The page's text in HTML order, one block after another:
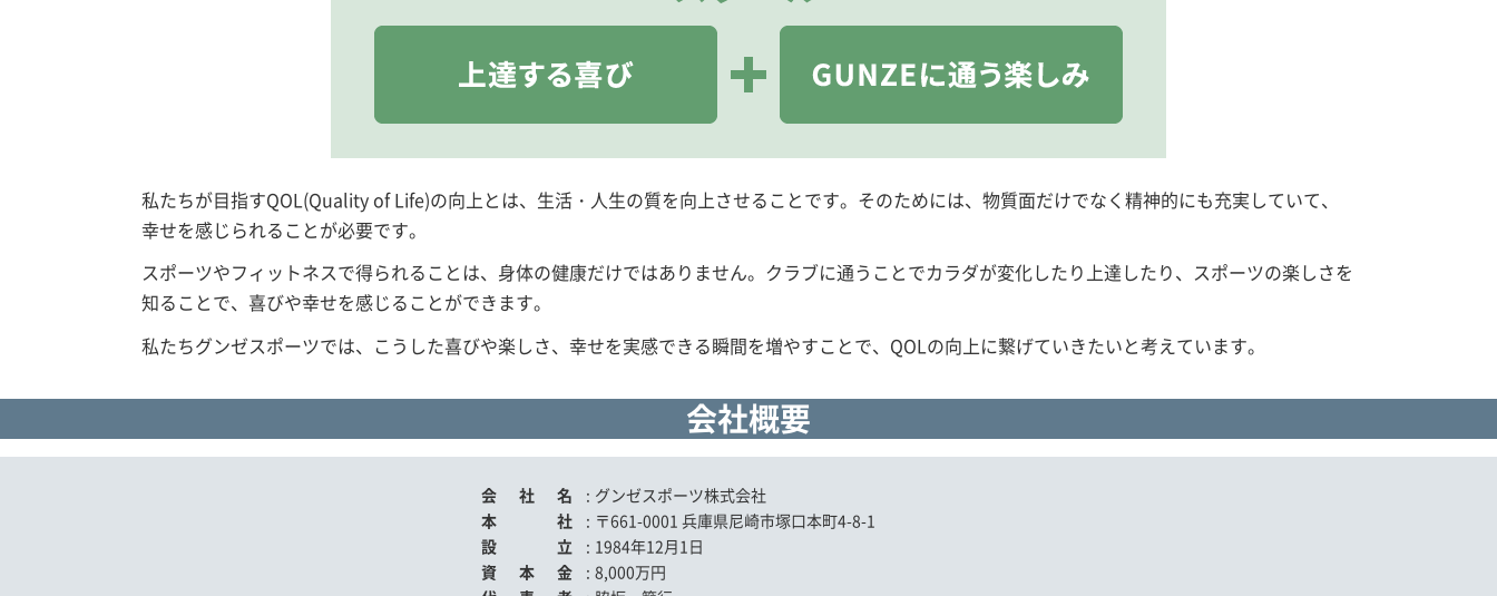
私たちが目指すQOL(Quality of Life)の向上とは、生活・人生の質を向上させることです。そのためには、物質面だけでなく精神的にも充実していて、
幸せを感じられることが必要です。
スポーツやフィットネスで得られることは、身体の健康だけではありません。クラブに通うことでカラダが変化したり上達したり、スポーツの楽しさを
知ることで、喜びや幸せを感じることができます。
私たちグンゼスポーツでは、こうした喜びや楽しさ、幸せを実感できる瞬間を増やすことで、QOLの向上に繋げていきたいと考えています。
会社概要
会社名 : グンゼスポーツ株式会社
本社
: 〒661-0001 兵庫県尼崎市塚口本町4-8-1
設立
: 1984年12月1日
資本金
: 8,000万円